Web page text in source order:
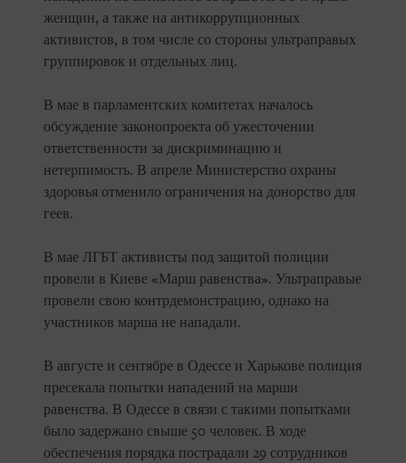
женщин, а также на антикоррупционных
активистов, в том числе со стороны ультраправых
группировок и отдельных лиц.
В мае в парламентских комитетах началось
обсуждение законопроекта об ужесточении
ответственности за дискриминацию и
нетерпимость. В апреле Министерство охраны
здоровья отменило ограничения на донорство для
геев.
В мае ЛГБТ активисты под защитой полиции
провели в Киеве «Марш равенства». Ультраправые
провели свою контрдемонстрацию, однако на
участников марша не нападали.
В августе и сентябре в Одессе и Харькове полиция
пресекала попытки нападений на марши
равенства. В Одессе в связи с такими попытками
было задержано свыше 50 человек. В ходе
обеспечения порядка пострадали 29 сотрудников